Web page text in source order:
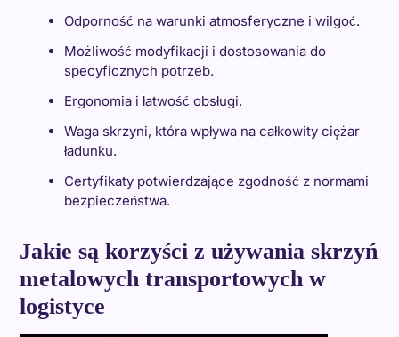
Odporność na warunki atmosferyczne i wilgoć.
Możliwość modyfikacji i dostosowania do
specyficznych potrzeb.
Ergonomia i łatwość obsługi.
Waga skrzyni, która wpływa na całkowity ciężar
ładunku.
Certyfikaty potwierdzające zgodność z normami
bezpieczeństwa.
Jakie są korzyści z używania skrzyń
metalowych transportowych w
logistyce